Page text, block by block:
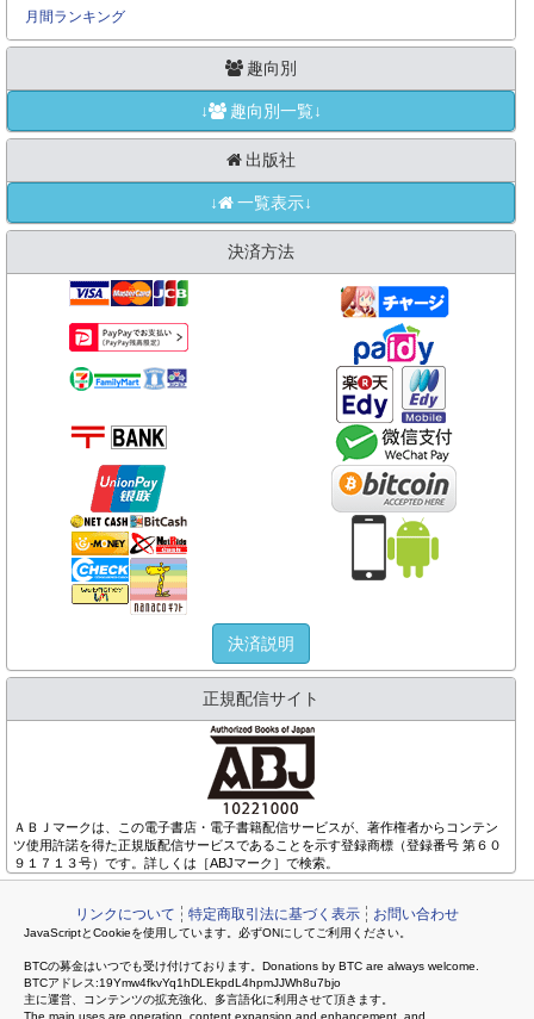
月間ランキング
趣向別
↓ 趣向別一覧↓
出版社
↓ 一覧表示↓
決済方法
決済説明
正規配信サイト
ＡＢＪマークは、この電子書店・電子書籍配信サービスが、著作権者からコンテン
ツ使用許諾を得た正規版配信サービスであることを示す登録商標（登録番号 第６０
９１７１３号）です。詳しくは［ABJマーク］で検索。
リンクについて 特定商取引法に基づく表示 お問い合わせ
JavaScriptとCookieを使用しています。必ずONにしてご利用ください。
BTCの募金はいつでも受け付けております。Donations by BTC are always welcome.
BTCアドレス:19Ymw4fkvYq1hDLEkpdL4hpmJJWh8u7bjo
主に運営、コンテンツの拡充強化、多言語化に利用させて頂きます。
The main uses are operation, content expansion and enhancement, and